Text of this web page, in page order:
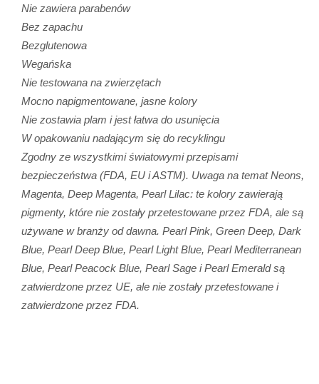
Nie zawiera parabenów
Bez zapachu
Bezglutenowa
Wegańska
Nie testowana na zwierzętach
Mocno napigmentowane, jasne kolory
Nie zostawia plam i jest łatwa do usunięcia
W opakowaniu nadającym się do recyklingu
Zgodny ze wszystkimi światowymi przepisami
bezpieczeństwa (FDA, EU i ASTM). Uwaga na temat Neons,
Magenta, Deep Magenta, Pearl Lilac: te kolory zawierają
pigmenty, które nie zostały przetestowane przez FDA, ale są
używane w branży od dawna. Pearl Pink, Green Deep, Dark
Blue, Pearl Deep Blue, Pearl Light Blue, Pearl Mediterranean
Blue, Pearl Peacock Blue, Pearl Sage i Pearl Emerald są
zatwierdzone przez UE, ale nie zostały przetestowane i
zatwierdzone przez FDA.